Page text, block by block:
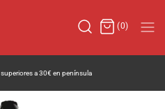
(0)
webde Max Protein®